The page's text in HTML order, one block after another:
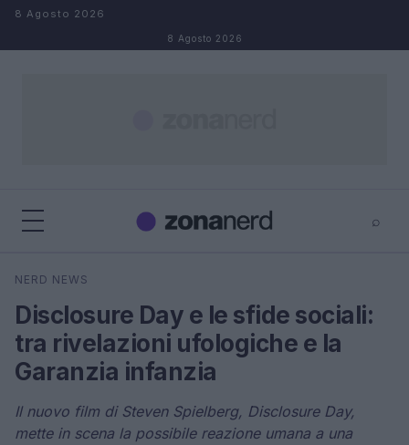
Salta al contenuto
8 Agosto 2026
8 Agosto 2026
⌕
Cerca
NERD NEWS
Disclosure Day e le sfide sociali:
tra rivelazioni ufologiche e la
Garanzia infanzia
Il nuovo film di Steven Spielberg, Disclosure Day,
mette in scena la possibile reazione umana a una